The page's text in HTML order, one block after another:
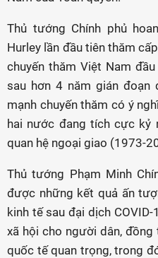
Thủ tướng Chính phủ
Hurley lần đầu tiên thăm
chuyến thăm Việt Nam
sau hơn 4 năm gián đoạn
mạnh chuyến thăm có ý
hai nước đang tích cực kỷ
quan hệ ngoại giao (1973-
Thủ tướng Phạm Minh
được những kết quả ấn
kinh tế sau đại dịch
xã hội cho người dân,
quốc tế quan trọng, trong